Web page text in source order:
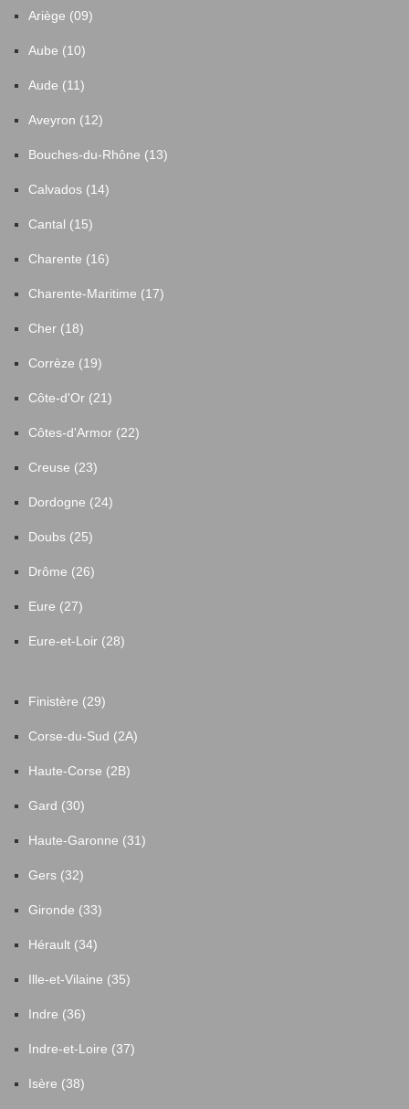
Ariège (09)
Aube (10)
Aude (11)
Aveyron (12)
Bouches-du-Rhône (13)
Calvados (14)
Cantal (15)
Charente (16)
Charente-Maritime (17)
Cher (18)
Corrèze (19)
Côte-d'Or (21)
Côtes-d'Armor (22)
Creuse (23)
Dordogne (24)
Doubs (25)
Drôme (26)
Eure (27)
Eure-et-Loir (28)
Finistère (29)
Corse-du-Sud (2A)
Haute-Corse (2B)
Gard (30)
Haute-Garonne (31)
Gers (32)
Gironde (33)
Hérault (34)
Ille-et-Vilaine (35)
Indre (36)
Indre-et-Loire (37)
Isère (38)